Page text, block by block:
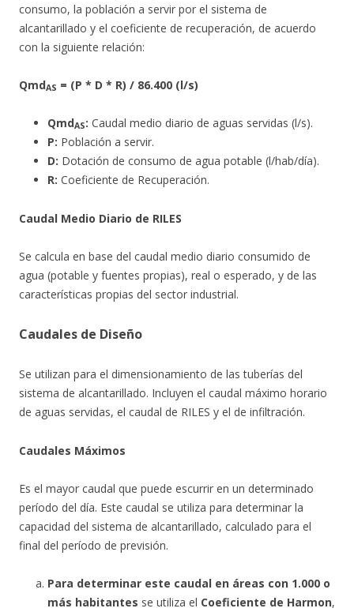
consumo, la población a servir por el sistema de
alcantarillado y el coeficiente de recuperación, de acuerdo
con la siguiente relación:
QmdAS = (P * D * R) / 86.400 (l/s)
QmdAS: Caudal medio diario de aguas servidas (l/s).
P: Población a servir.
D: Dotación de consumo de agua potable (l/hab/día).
R: Coeficiente de Recuperación.
Caudal Medio Diario de RILES
Se calcula en base del caudal medio diario consumido de
agua (potable y fuentes propias), real o esperado, y de las
características propias del sector industrial.
Caudales de Diseño
Se utilizan para el dimensionamiento de las tuberías del
sistema de alcantarillado. Incluyen el caudal máximo horario
de aguas servidas, el caudal de RILES y el de infiltración.
Caudales Máximos
Es el mayor caudal que puede escurrir en un determinado
período del día. Este caudal se utiliza para determinar la
capacidad del sistema de alcantarillado, calculado para el
final del período de previsión.
Para determinar este caudal en áreas con 1.000 o
más habitantes se utiliza el Coeficiente de Harmon,